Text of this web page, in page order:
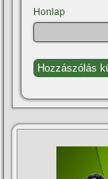
Honlap